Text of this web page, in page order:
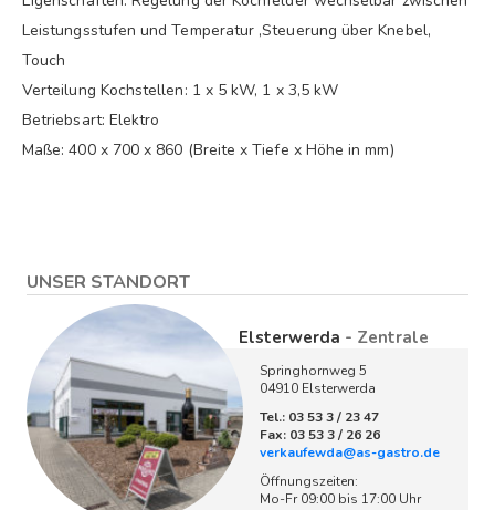
Leistungsstufen und Temperatur ,Steuerung über Knebel,
Touch
Verteilung Kochstellen: 1 x 5 kW, 1 x 3,5 kW
Betriebsart: Elektro
Maße: 400 x 700 x 860 (Breite x Tiefe x Höhe in mm)
UNSER STANDORT
Elsterwerda - Zentrale
Springhornweg 5
04910 Elsterwerda
Tel.: 03 53 3 / 23 47
Fax: 03 53 3 / 26 26
verkaufewda@as-gastro.de
Öffnungszeiten:
Mo-Fr 09:00 bis 17:00 Uhr